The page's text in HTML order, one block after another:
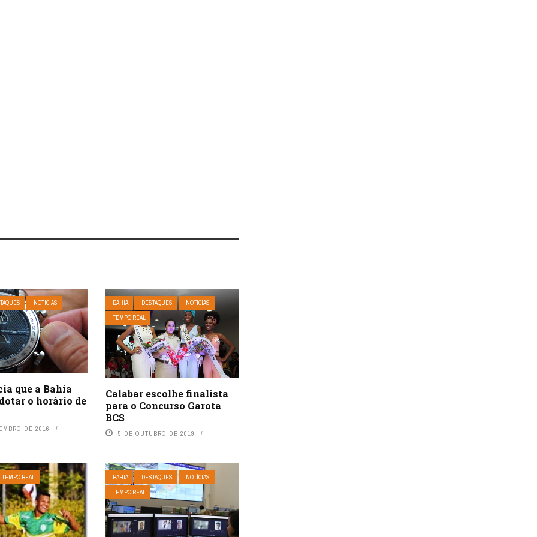
NOTÍCIAS
que a Bahia
o horário de
DE 2016
BAHIA DESTAQUES
NOTÍCIAS
TEMPO REAL
Calabar escolhe finalista
para o Concurso Garota
BCS
5 DE OUTUBRO DE 2019
TEMPO REAL BAHIA DESTAQUES
NOTÍCIAS
TEMPO REAL